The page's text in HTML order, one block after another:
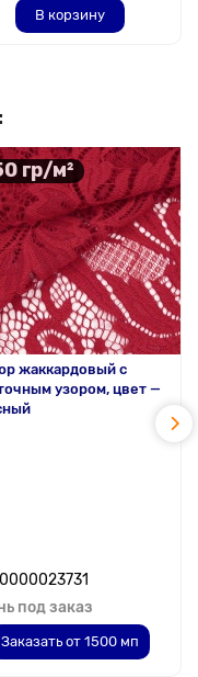
В корзину
гр/м²
жаккардовый с
узором, цвет —
под заказ
Заказать от 1500 мп